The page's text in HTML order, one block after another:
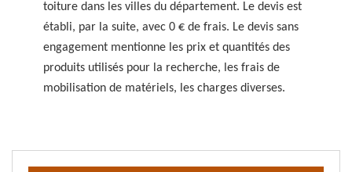
toiture dans les villes du département. Le devis est
établi, par la suite, avec 0 € de frais. Le devis sans
engagement mentionne les prix et quantités des
produits utilisés pour la recherche, les frais de
mobilisation de matériels, les charges diverses.